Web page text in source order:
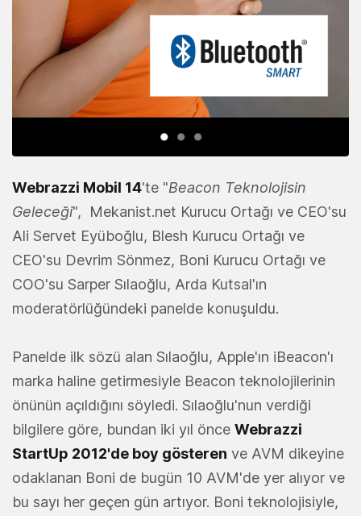
Webrazzi Mobil 14'te "Beacon Teknolojisin
Geleceği", Mekanist.net Kurucu Ortağı ve CEO'su
Ali Servet Eyüboğlu, Blesh Kurucu Ortağı ve
CEO'su Devrim Sönmez, Boni Kurucu Ortağı ve
COO'su Sarper Sılaoğlu, Arda Kutsal'ın
moderatörlüğündeki panelde konuşuldu.
Panelde ilk sözü alan Sılaoğlu, Apple'ın iBeacon'ı
marka haline getirmesiyle Beacon teknolojilerinin
önünün açıldığını söyledi. Sılaoğlu'nun verdiği
bilgilere göre, bundan iki yıl önce Webrazzi
StartUp 2012'de boy gösteren ve AVM dikeyine
odaklanan Boni de bugün 10 AVM'de yer alıyor ve
bu sayı her geçen gün artıyor. Boni teknolojisiyle,